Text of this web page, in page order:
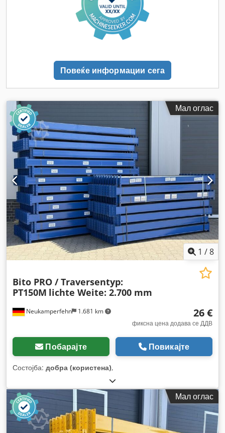
Повеќе информации сега
Мал оглас
1 /8
Neukamperfehn 1.681 km
Bito PRO / Traversentyp:
PT150M lichte Weite: 2.700 mm
26 €
фиксна цена додава се ДДВ
Побарајте Повикајте
Состојба: добра (користена),
Мал оглас